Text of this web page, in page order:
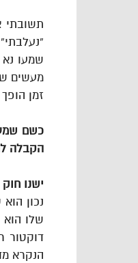
תשובתי
שמעו
מעשים
זמן
כשם
הקבלה
ישנו
נכון
שלו הוא
דוקטור
הנקרא